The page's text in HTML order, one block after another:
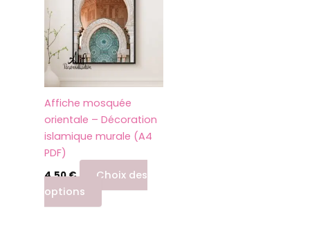
Affiche mosquée
orientale – Décoration
islamique murale (A4
PDF)
4,50€
Choix des
options
a
plusieurs
variations.
Les
peuvent
être
choisies
sur
la
page
du
produit